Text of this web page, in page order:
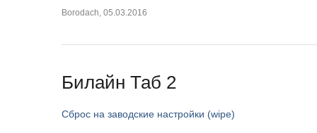
Borodach, 05.03.2016
Билайн Таб 2
Сброс на заводские настройки (wipe)